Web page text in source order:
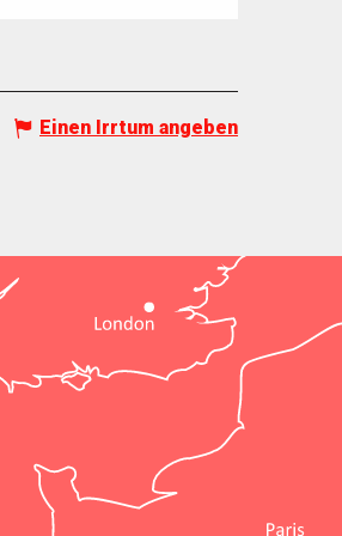
Einen Irrtum angeben